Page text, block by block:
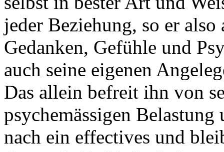
jeder Beziehung, so er
Gedanken, Gefühle und
auch seine eigenen
Das allein befreit ihn von
psychemässigen
nach ein effectives und